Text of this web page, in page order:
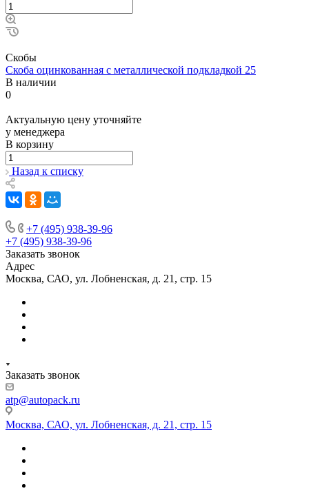
Скобы
Скоба оцинкованная с металлической подкладкой 25
В наличии
0
Актуальную цену уточняйте
у менеджера
В корзину
Назад к списку
+7 (495) 938-39-96
+7 (495) 938-39-96
Заказать звонок
Адрес
Москва, САО, ул. Лобненская, д. 21, стр. 15
Заказать звонок
atp@autopack.ru
Москва, САО, ул. Лобненская, д. 21, стр. 15